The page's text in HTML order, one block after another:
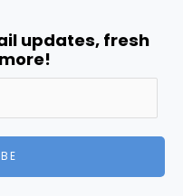
updates, fresh